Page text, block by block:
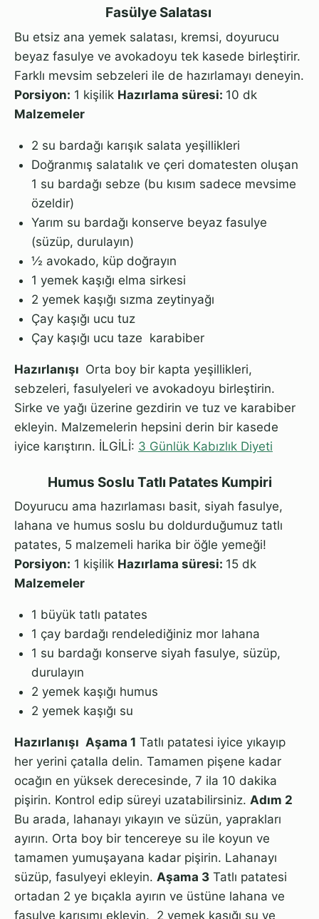
Fasülye Salatası
Bu etsiz ana yemek salatası, kremsi, doyurucu
beyaz fasulye ve avokadoyu tek kasede birleştirir.
Farklı mevsim sebzeleri ile de hazırlamayı deneyin.
Porsiyon: 1 kişilik Hazırlama süresi: 10 dk
Malzemeler
2 su bardağı karışık salata yeşillikleri
Doğranmış salatalık ve çeri domatesten oluşan
1 su bardağı sebze (bu kısım sadece mevsime
özeldir)
Yarım su bardağı konserve beyaz fasulye
(süzüp, durulayın)
½ avokado, küp doğrayın
1 yemek kaşığı elma sirkesi
2 yemek kaşığı sızma zeytinyağı
Çay kaşığı ucu tuz
Çay kaşığı ucu taze karabiber
Hazırlanışı Orta boy bir kapta yeşillikleri,
sebzeleri, fasulyeleri ve avokadoyu birleştirin.
Sirke ve yağı üzerine gezdirin ve tuz ve karabiber
ekleyin. Malzemelerin hepsini derin bir kasede
iyice karıştırın. İLGİLİ: 3 Günlük Kabızlık Diyeti
Humus Soslu Tatlı Patates Kumpiri
Doyurucu ama hazırlaması basit, siyah fasulye,
lahana ve humus soslu bu doldurduğumuz tatlı
patates, 5 malzemeli harika bir öğle yemeği!
Porsiyon: 1 kişilik Hazırlama süresi: 15 dk
Malzemeler
1 büyük tatlı patates
1 çay bardağı rendelediğiniz mor lahana
1 su bardağı konserve siyah fasulye, süzüp,
durulayın
2 yemek kaşığı humus
2 yemek kaşığı su
Hazırlanışı Aşama 1 Tatlı patatesi iyice yıkayıp
her yerini çatalla delin. Tamamen pişene kadar
ocağın en yüksek derecesinde, 7 ila 10 dakika
pişirin. Kontrol edip süreyi uzatabilirsiniz. Adım 2
Bu arada, lahanayı yıkayın ve süzün, yaprakları
ayırın. Orta boy bir tencereye su ile koyun ve
tamamen yumuşayana kadar pişirin. Lahanayı
süzüp, fasulyeyi ekleyin. Aşama 3 Tatlı patatesi
ortadan 2 ye bıçakla ayırın ve üstüne lahana ve
fasulye karışımı ekleyin. 2 yemek kaşığı su ve